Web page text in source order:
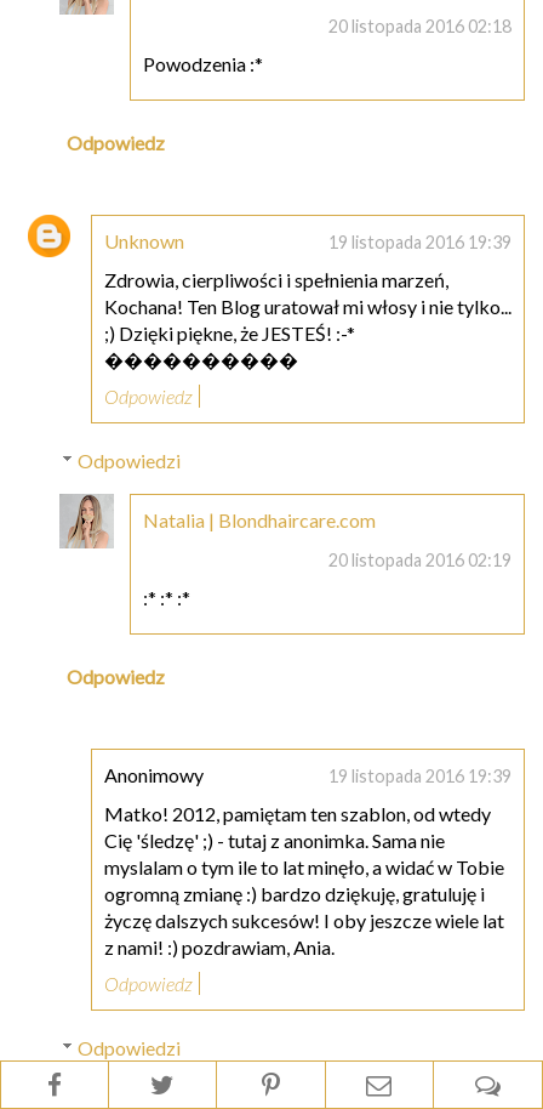
20 listopada 2016 02:18
Powodzenia :*
Odpowiedz
Unknown 19 listopada 2016 19:39
Zdrowia, cierpliwości i spełnienia marzeń,
Kochana! Ten Blog uratował mi włosy i nie tylko...
;) Dzięki piękne, że JESTEŚ! :-*
����������
Odpowiedz
Odpowiedzi
Natalia | Blondhaircare.com
20 listopada 2016 02:19
:* :* :*
Odpowiedz
Anonimowy 19 listopada 2016 19:39
Matko! 2012, pamiętam ten szablon, od wtedy
Cię 'śledzę' ;) - tutaj z anonimka. Sama nie
myslalam o tym ile to lat minęło, a widać w Tobie
ogromną zmianę :) bardzo dziękuję, gratuluję i
życzę dalszych sukcesów! I oby jeszcze wiele lat
z nami! :) pozdrawiam, Ania.
Odpowiedz
Odpowiedzi